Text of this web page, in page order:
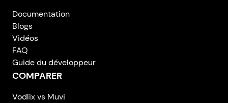
Documentation
Blogs
Vidéos
FAQ
Guide du développeur
COMPARER
Vodlix vs Muvi